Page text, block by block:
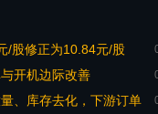
/股修正为10.84元/股
开机边际改善
、库存去化，下游订单